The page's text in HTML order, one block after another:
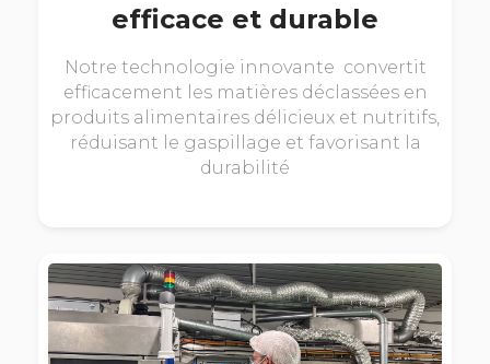
efficace et durable
Notre technologie innovante convertit
efficacement les matières déclassées en
produits alimentaires délicieux et nutritifs,
réduisant le gaspillage et favorisant la
durabilité